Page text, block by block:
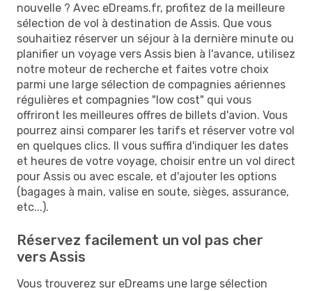
nouvelle ? Avec eDreams.fr, profitez de la meilleure
sélection de vol à destination de Assis. Que vous
souhaitiez réserver un séjour à la dernière minute ou
planifier un voyage vers Assis bien à l'avance, utilisez
notre moteur de recherche et faites votre choix
parmi une large sélection de compagnies aériennes
régulières et compagnies "low cost" qui vous
offriront les meilleures offres de billets d'avion. Vous
pourrez ainsi comparer les tarifs et réserver votre vol
en quelques clics. Il vous suffira d'indiquer les dates
et heures de votre voyage, choisir entre un vol direct
pour Assis ou avec escale, et d'ajouter les options
(bagages à main, valise en soute, sièges, assurance,
etc...).
Réservez facilement un vol pas cher
vers Assis
Vous trouverez sur eDreams une large sélection